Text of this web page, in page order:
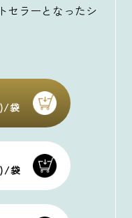
セラーとなったシ